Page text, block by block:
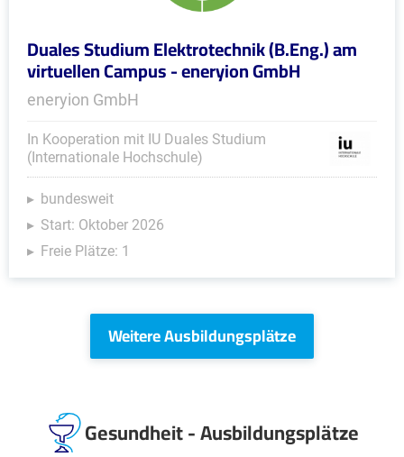
Duales Studium Elektrotechnik (B.Eng.) am
virtuellen Campus - eneryion GmbH
eneryion GmbH
In Kooperation mit IU Duales Studium
(Internationale Hochschule)
bundesweit
Start: Oktober 2026
Freie Plätze: 1
Weitere Ausbildungsplätze
Gesundheit - Ausbildungsplätze